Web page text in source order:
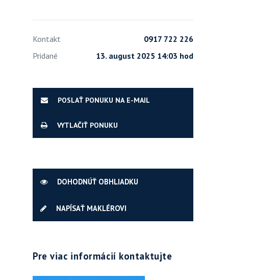
Kontakt
0917 722 226
Pridané
13. august 2025 14:03 hod
POSLAŤ PONUKU NA E-MAIL
VYTLAČIŤ PONUKU
DOHODNÚŤ OBHLIADKU
NAPÍSAŤ MAKLÉROVI
Pre viac informácií kontaktujte